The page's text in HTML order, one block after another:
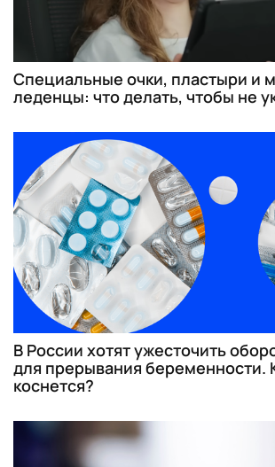
Специальные очки, пластыри и
леденцы: что делать, чтобы не
В России хотят ужесточить
для прерывания беременности.
коснется?